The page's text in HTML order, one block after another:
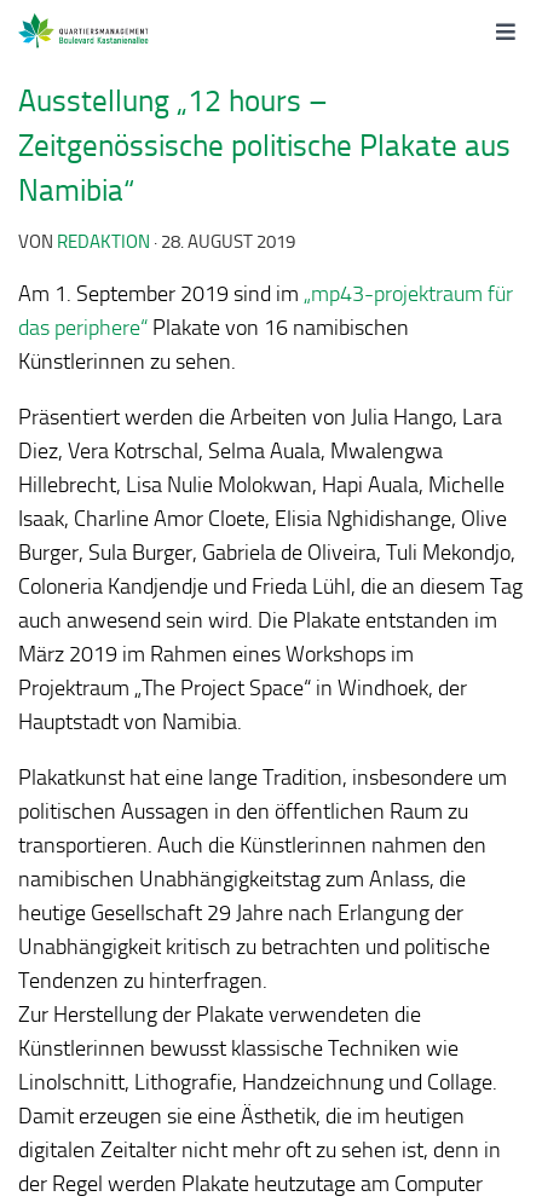
Ausstellung „12 hours –
Zeitgenössische politische Plakate aus
Namibia“
VON REDAKTION · 28. AUGUST 2019
Am 1. September 2019 sind im „mp43-projektraum für
das periphere“ Plakate von 16 namibischen
Künstlerinnen zu sehen.
Präsentiert werden die Arbeiten von Julia Hango, Lara
Diez, Vera Kotrschal, Selma Auala, Mwalengwa
Hillebrecht, Lisa Nulie Molokwan, Hapi Auala, Michelle
Isaak, Charline Amor Cloete, Elisia Nghidishange, Olive
Burger, Sula Burger, Gabriela de Oliveira, Tuli Mekondjo,
Coloneria Kandjendje und Frieda Lühl, die an diesem Tag
auch anwesend sein wird. Die Plakate entstanden im
März 2019 im Rahmen eines Workshops im
Projektraum „The Project Space“ in Windhoek, der
Hauptstadt von Namibia.
Plakatkunst hat eine lange Tradition, insbesondere um
politischen Aussagen in den öffentlichen Raum zu
transportieren. Auch die Künstlerinnen nahmen den
namibischen Unabhängigkeitstag zum Anlass, die
heutige Gesellschaft 29 Jahre nach Erlangung der
Unabhängigkeit kritisch zu betrachten und politische
Tendenzen zu hinterfragen.
Zur Herstellung der Plakate verwendeten die
Künstlerinnen bewusst klassische Techniken wie
Linolschnitt, Lithografie, Handzeichnung und Collage.
Damit erzeugen sie eine Ästhetik, die im heutigen
digitalen Zeitalter nicht mehr oft zu sehen ist, denn in
der Regel werden Plakate heutzutage am Computer